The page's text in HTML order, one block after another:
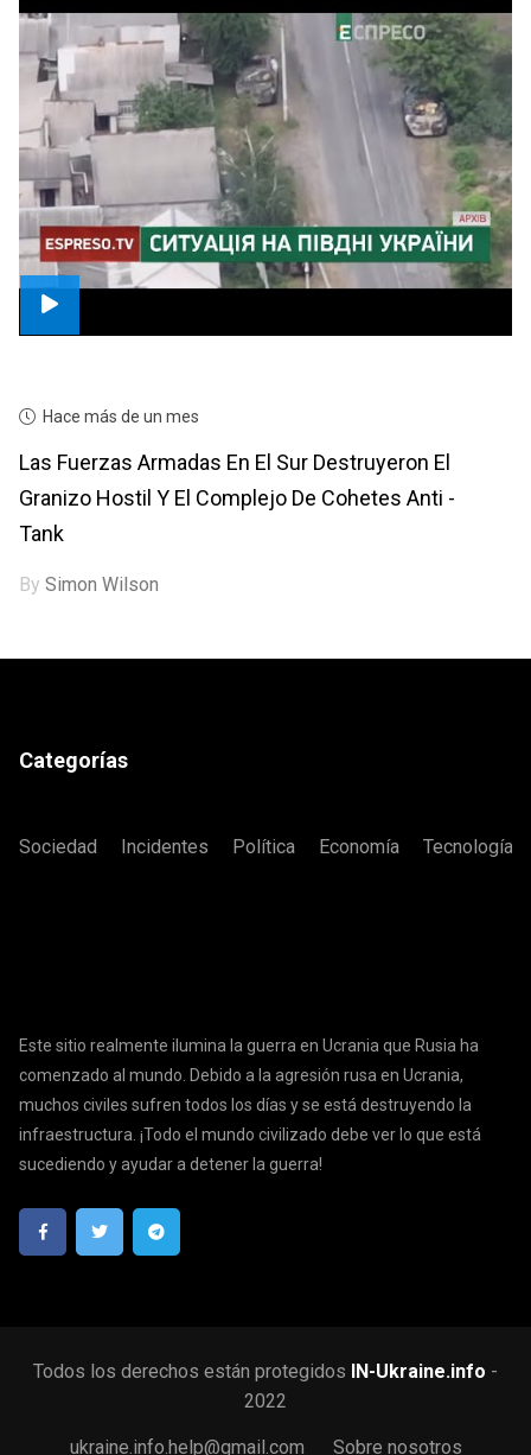
Hace más de un mes
Las Fuerzas Armadas En El Sur Destruyeron El
Granizo Hostil Y El Complejo De Cohetes Anti -
Tank
BySimon Wilson
Categorías
Sociedad Incidentes Política Economía Tecnología
Este sitio realmente ilumina la guerra en Ucrania que Rusia ha
comenzado al mundo. Debido a la agresión rusa en Ucrania,
muchos civiles sufren todos los días y se está destruyendo la
infraestructura. ¡Todo el mundo civilizado debe ver lo que está
sucediendo y ayudar a detener la guerra!
Todos los derechos están protegidos IN-Ukraine.info -
2022
ukraine.info.help@gmail.com Sobre nosotros